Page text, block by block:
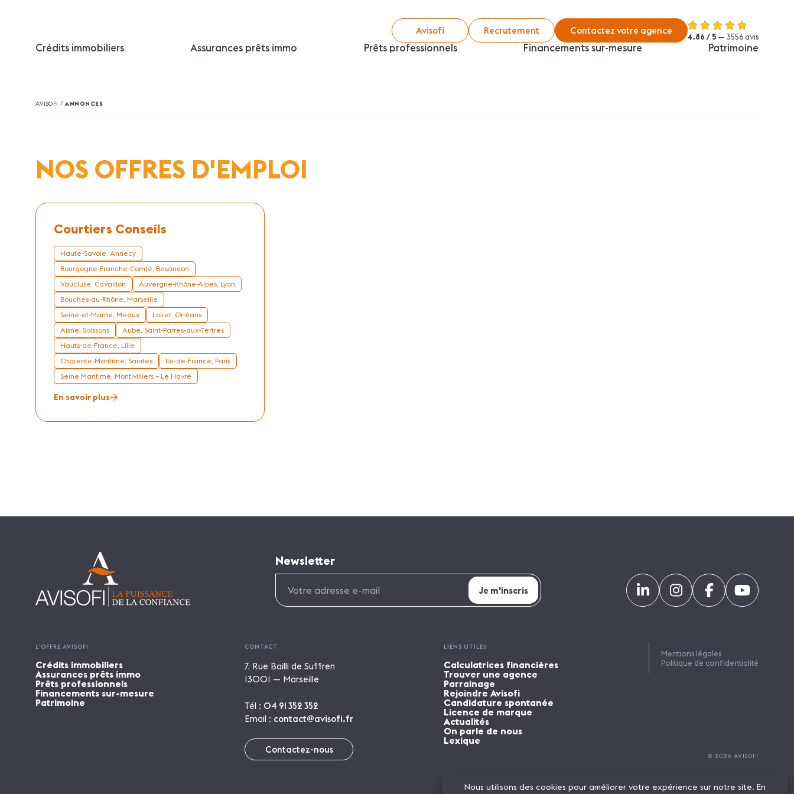
Avisofi Recrutement Contactez votre agence
4.86 / 5 — 3556 avis
Crédits immobiliers Assurances prêts immo Prêts professionnels Financements sur-mesure Patrimoine
AVISOFI / ANNONCES
NOS OFFRES D'EMPLOI
Courtiers Conseils
Haute-Savoie, Annecy
Bourgogne-Franche-Comté, Besançon
Vaucluse, Cavaillon
Auvergne-Rhône-Alpes, Lyon
Bouches-du-Rhône, Marseille
Seine-et-Marne, Meaux
Loiret, Orléans
Aisne, Soissons
Aube, Saint-Parres-aux-Tertres
Hauts-de-France, Lille
Charente-Maritime, Saintes
Ile-de-France, Paris
Seine Maritime, Montivilliers – Le Havre
En savoir plus
Newsletter
L’OFFRE AVISOFI
Crédits immobiliers
Assurances prêts immo
Prêts professionnels
Financements sur-mesure
Patrimoine
CONTACT
7, Rue Bailli de Suffren
13001 — Marseille
Tél : 04 91 352 352
Email : contact@avisofi.fr
Contactez-nous
LIENS UTILES
Calculatrices financières
Trouver une agence
Parrainage
Rejoindre Avisofi
Candidature spontanée
Licence de marque
Actualités
On parle de nous
Lexique
Mentions légales
Politique de confidentialité
© 2026 AVISOFI